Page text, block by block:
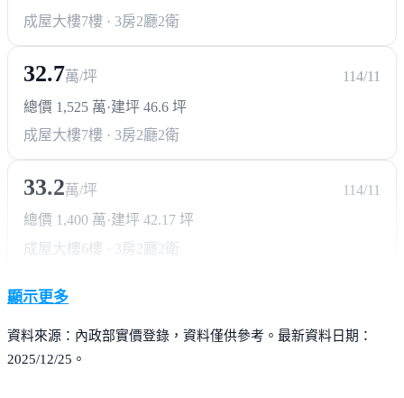
成屋大樓7樓 · 3房2廳2衛
32.7萬/坪
114/11
總價 1,525 萬·建坪 46.6 坪
成屋大樓7樓 · 3房2廳2衛
33.2萬/坪
114/11
總價 1,400 萬 ·建坪 42.17 坪
成屋大樓6樓 · 3房2廳2衛
顯示更多
資料來源：內政部實價登錄，資料僅供參考。最新資料日期：
2025/12/25。